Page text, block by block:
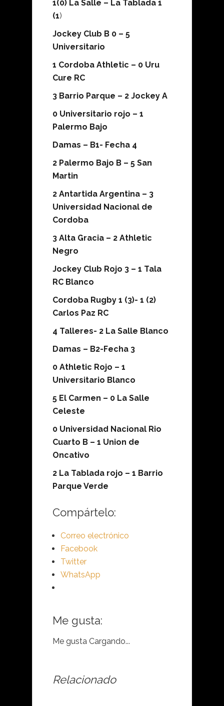
1(0) La Salle – La Tablada 1
(1)
Jockey Club B 0 – 5
Universitario
1 Cordoba Athletic – 0 Uru
Cure RC
3 Barrio Parque – 2 Jockey A
0 Universitario rojo – 1
Palermo Bajo
Damas – B1- Fecha 4
2 Palermo Bajo B – 5 San
Martin
2 Antartida Argentina – 3
Universidad Nacional de
Cordoba
3 Alta Gracia – 2 Athletic
Negro
Jockey Club Rojo 3 – 1 Tala
RC Blanco
Cordoba Rugby 1 (3)- 1 (2)
Carlos Paz RC
4 Talleres- 2 La Salle Blanco
Damas – B2-Fecha 3
0 Athletic Rojo – 1
Universitario Blanco
5 El Carmen – 0 La Salle
Celeste
0 Universidad Nacional Rio
Cuarto B – 1 Union de
Oncativo
2 La Tablada rojo – 1 Barrio
Parque Verde
Compártelo:
Correo electrónico
Facebook
Twitter
WhatsApp
Me gusta:
Me gusta Cargando...
Relacionado